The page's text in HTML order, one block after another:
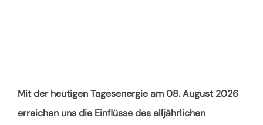
Mit der heutigen Tagesenergie am 08. August 2026
erreichen uns die Einflüsse des alljährlichen